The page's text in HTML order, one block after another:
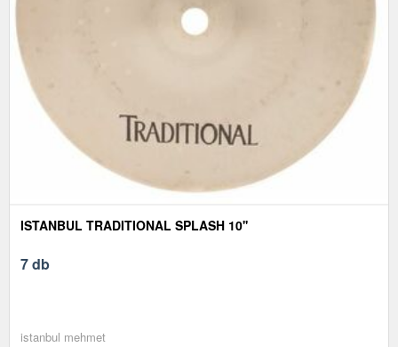
ISTANBUL TRADITIONAL SPLASH 10''
7 db
istanbul mehmet